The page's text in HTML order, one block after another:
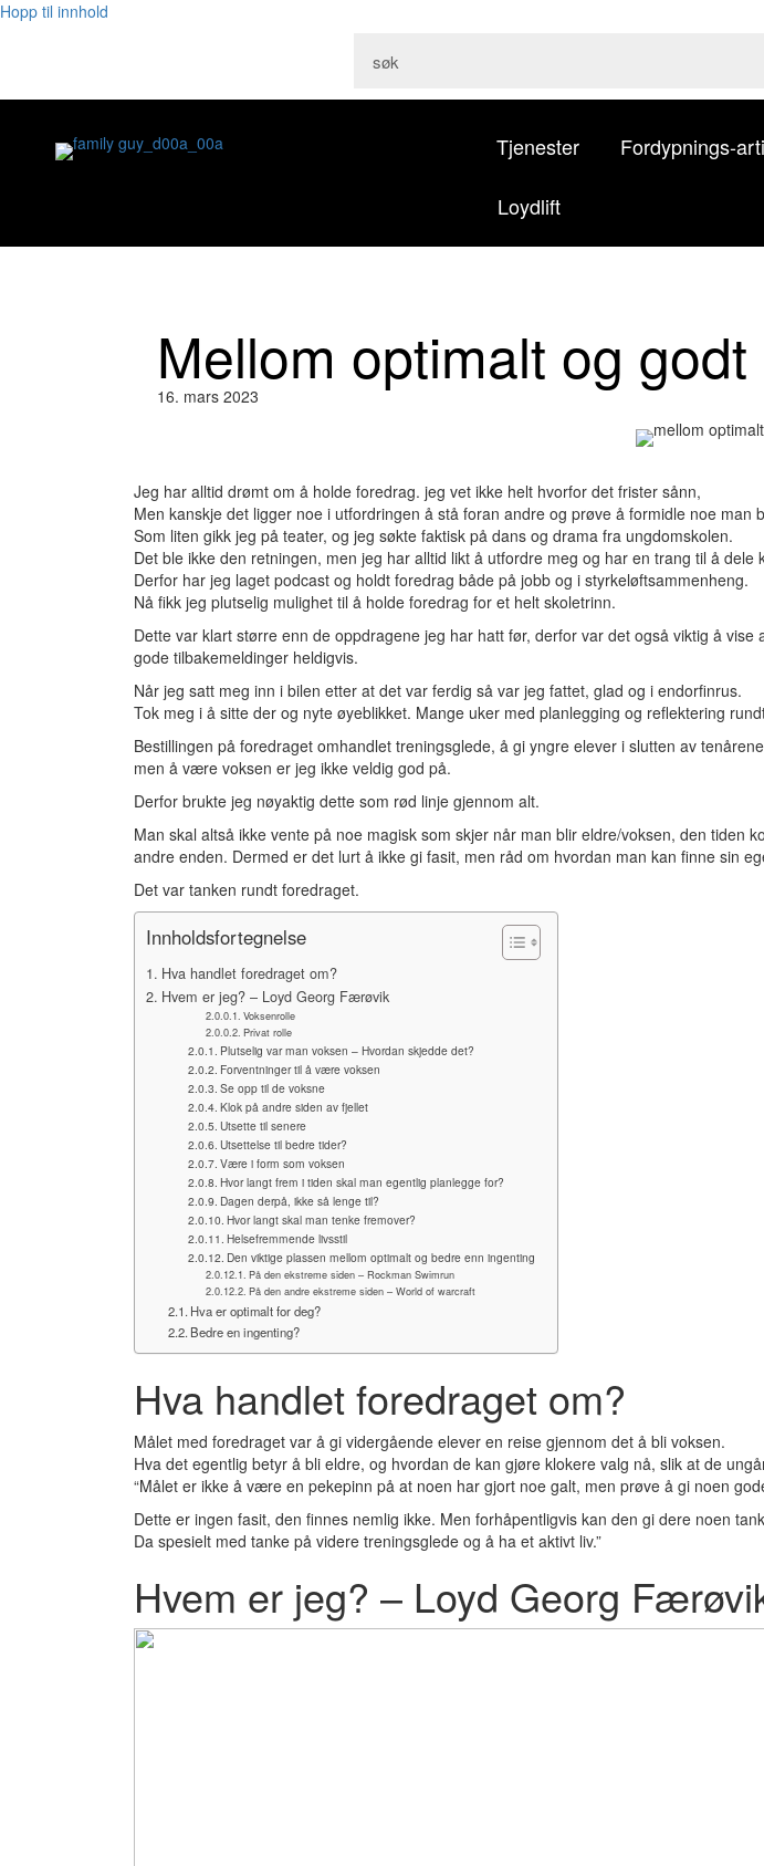
Hopp til innhold
Tjenester Fordypnings-
Loydlift
Mellom optimalt og
16. mars 2023
Jeg har alltid drømt om å holde foredrag. jeg vet ikke helt hvorfor det frister sånn,
Men kanskje det ligger noe i utfordringen å stå foran andre og prøve å formidle noe man
Som liten gikk jeg på teater, og jeg søkte faktisk på dans og drama fra ungdomskolen.
Det ble ikke den retningen, men jeg har alltid likt å utfordre meg og har en trang til å
Derfor har jeg laget podcast og holdt foredrag både på jobb og i styrkeløftsammenheng.
Nå fikk jeg plutselig mulighet til å holde foredrag for et helt skoletrinn.
Dette var klart større enn de oppdragene jeg har hatt før, derfor var det også viktig å
gode tilbakemeldinger heldigvis.
Når jeg satt meg inn i bilen etter at det var ferdig så var jeg fattet, glad og i endorfinrus.
Tok meg i å sitte der og nyte øyeblikket. Mange uker med planlegging og reflektering
Bestillingen på foredraget omhandlet treningsglede, å gi yngre elever i slutten av
men å være voksen er jeg ikke veldig god på.
Derfor brukte jeg nøyaktig dette som rød linje gjennom alt.
Man skal altså ikke vente på noe magisk som skjer når man blir eldre/voksen, den tiden
andre enden. Dermed er det lurt å ikke gi fasit, men råd om hvordan man kan finne sin
Det var tanken rundt foredraget.
Innholdsfortegnelse
Hva handlet foredraget om?
Hvem er jeg? – Loyd Georg Færøvik
Voksenrolle
Privat rolle
Plutselig var man voksen – Hvordan skjedde det?
Forventninger til å være voksen
Se opp til de voksne
Klok på andre siden av fjellet
Utsette til senere
Utsettelse til bedre tider?
Være i form som voksen
Hvor langt frem i tiden skal man egentlig planlegge for?
Dagen derpå, ikke så lenge til?
Hvor langt skal man tenke fremover?
Helsefremmende livsstil
Den viktige plassen mellom optimalt og bedre enn ingenting
På den ekstreme siden – Rockman Swimrun
På den andre ekstreme siden – World of warcraft
Hva er optimalt for deg?
Bedre en ingenting?
Hva handlet foredraget om?
Målet med foredraget var å gi vidergående elever en reise gjennom det å bli voksen.
Hva det egentlig betyr å bli eldre, og hvordan de kan gjøre klokere valg nå, slik at de
“Målet er ikke å være en pekepinn på at noen har gjort noe galt, men prøve å gi noen
Dette er ingen fasit, den finnes nemlig ikke. Men forhåpentligvis kan den gi dere noen
Da spesielt med tanke på videre treningsglede og å ha et aktivt liv.”
Hvem er jeg? – Loyd Georg